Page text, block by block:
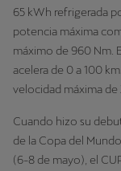
65 kWh refrigerada
potencia máxima
máximo de 960 Nm.
acelera de 0 a 100
velocidad máxima de
Cuando hizo su
de la Copa del
(6-8 de mayo), el